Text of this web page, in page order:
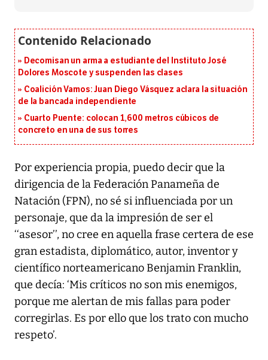
Decomisan un arma a estudiante del Instituto José
Dolores Moscote y suspenden las clases
Coalición Vamos: Juan Diego Vásquez aclara la situación
de la bancada independiente
Cuarto Puente: colocan 1,600 metros cúbicos de
concreto en una de sus torres
Por experiencia propia, puedo decir que la
dirigencia de la Federación Panameña de
Natación (FPN), no sé si influenciada por un
personaje, que da la impresión de ser el
‘‘asesor’’, no cree en aquella frase certera de ese
gran estadista, diplomático, autor, inventor y
científico norteamericano Benjamin Franklin,
que decía: ‘Mis críticos no son mis enemigos,
porque me alertan de mis fallas para poder
corregirlas. Es por ello que los trato con mucho
respeto’.